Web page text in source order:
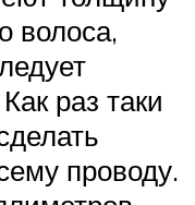
волоса,
раз таки
проводу.